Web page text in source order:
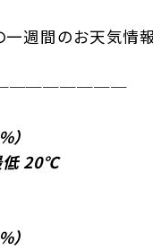
一週間のお天気情
）
20℃
）